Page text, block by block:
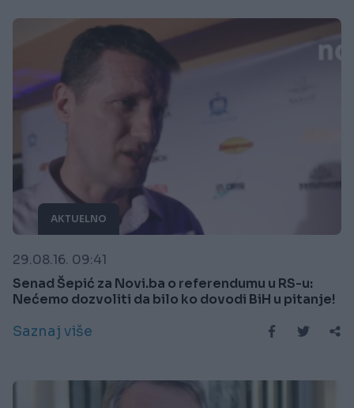
AKTUELNO
29.08.16. 09:41
Senad Šepić za Novi.ba o referendumu u RS-u:
Nećemo dozvoliti da bilo ko dovodi BiH u pitanje!
Saznaj više